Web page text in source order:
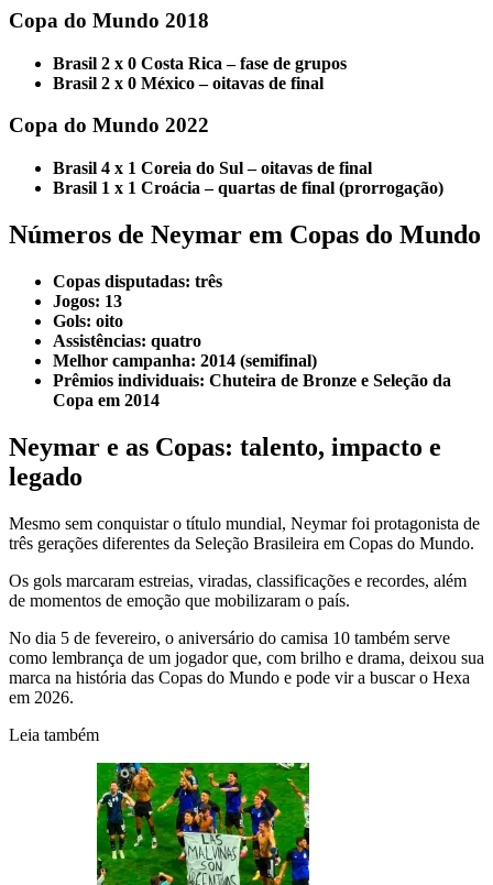
Copa do Mundo 2018
Brasil 2 x 0 Costa Rica – fase de grupos
Brasil 2 x 0 México – oitavas de final
Copa do Mundo 2022
Brasil 4 x 1 Coreia do Sul – oitavas de final
Brasil 1 x 1 Croácia – quartas de final (prorrogação)
Números de Neymar em Copas do Mundo
Copas disputadas: três
Jogos: 13
Gols: oito
Assistências: quatro
Melhor campanha: 2014 (semifinal)
Prêmios individuais: Chuteira de Bronze e Seleção da
Copa em 2014
Neymar e as Copas: talento, impacto e
legado
Mesmo sem conquistar o título mundial, Neymar foi protagonista de
três gerações diferentes da Seleção Brasileira em Copas do Mundo.
Os gols marcaram estreias, viradas, classificações e recordes, além
de momentos de emoção que mobilizaram o país.
No dia 5 de fevereiro, o aniversário do camisa 10 também serve
como lembrança de um jogador que, com brilho e drama, deixou sua
marca na história das Copas do Mundo e pode vir a buscar o Hexa
em 2026.
Leia também